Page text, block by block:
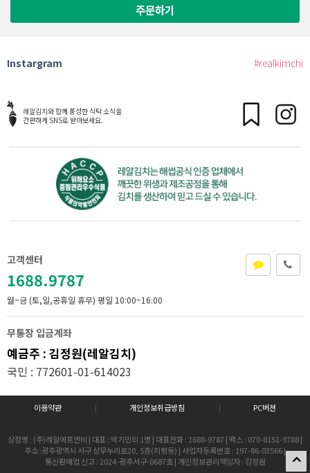
주문하기
Instargram #realkimchi
레알김치와 함께 풍성한 식탁 소식을
간편하게 SNS로 받아보세요.
고객센터
1688.9787
월~금 (토,일,공휴일 휴무) 평일 10:00~16:00
무통장 입금계좌
예금주 : 김정원(레알김치)
국민 : 772601-01-614023
이용약관 | 개인정보취급방침 | PC버젼
상점명 : (주)레알에프엔비 | 대표 : 박기민외 1명 | 대표전화 : 1688-9787|팩스 : 070-8151-9788|
주소 :광주광역시 서구 상무누리로20, 5층(치평동) |사업자등록번호 : 197-86-03566|
통신판매업 신고 : 2024-광주서구-0687호 | 개인정보관리책임자 : 김정원